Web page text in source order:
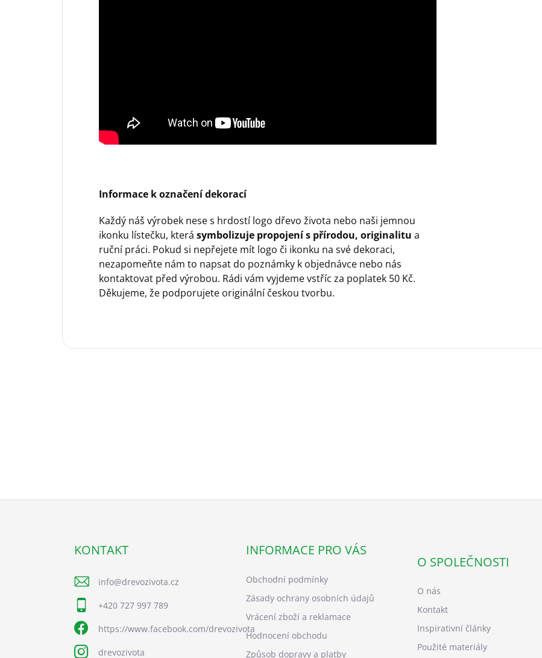
Informace k označení dekorací
Každý náš výrobek nese s hrdostí logo dřevo života nebo naši jemnou
ikonku lístečku, která symbolizuje propojení s přírodou, originalitu a
ruční práci. Pokud si nepřejete mít logo či ikonku na své dekoraci,
nezapomeňte nám to napsat do poznámky k objednávce nebo nás
kontaktovat před výrobou. Rádi vám vyjdeme vstříc za poplatek 50 Kč.
Děkujeme, že podporujete originální českou tvorbu.
Z
KONTAKT
info@drevozivota.cz
+420 727 997 789
https://www.facebook.com/drevozivota
drevozivota
INFORMACE PRO VÁS
Obchodní podmínky
Zásady ochrany osobních údajů
Vrácení zboží a reklamace
Hodnocení obchodu
Způsob dopravy a platby
O SPOLEČNOSTI
O nás
Kontakt
Inspirativní články
Použité materiály